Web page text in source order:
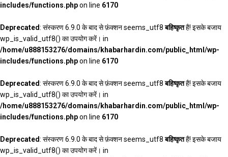
includes/functions.phpon line 6170
Deprecated: संस्करण 6.9.0 के बाद से फ़ंक्शन seems_utf8बहिष्कृतहै! इसके बजाय
wp_is_valid_utf8() का उपयोग करें। in
/home/u888153276/domains/khabarhardin.com/public_html/wp-
includes/functions.phpon line 6170
Deprecated: संस्करण 6.9.0 के बाद से फ़ंक्शन seems_utf8बहिष्कृतहै! इसके बजाय
wp_is_valid_utf8() का उपयोग करें। in
/home/u888153276/domains/khabarhardin.com/public_html/wp-
includes/functions.phpon line 6170
Deprecated: संस्करण 6.9.0 के बाद से फ़ंक्शन seems_utf8बहिष्कृतहै! इसके बजाय
wp_is_valid_utf8() का उपयोग करें। in